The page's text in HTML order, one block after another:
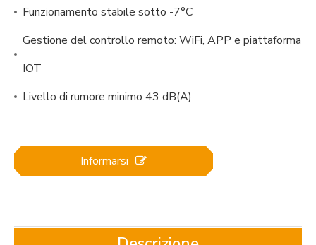
Funzionamento stabile sotto -7°C
Gestione del controllo remoto: WiFi, APP e piattaforma
IOT
Livello di rumore minimo 43 dB(A)
Informarsi